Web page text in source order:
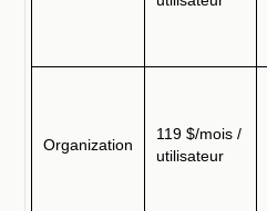
Organization
119 $/mois /
utilisateur